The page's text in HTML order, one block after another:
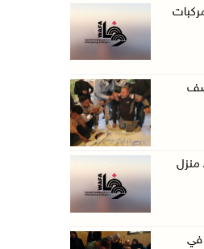
منزل
في